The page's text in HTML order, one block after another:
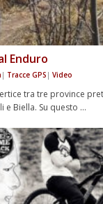
Enduro
| Tracce GPS | Video
tra tre province
e Biella. Su questo …